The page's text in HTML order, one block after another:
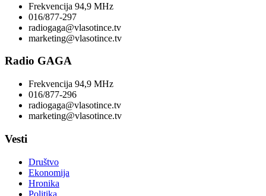
Frekvencija 94,9 MHz
016/877-297
radiogaga@vlasotince.tv
marketing@vlasotince.tv
Radio GAGA
Frekvencija 94,9 MHz
016/877-296
radiogaga@vlasotince.tv
marketing@vlasotince.tv
Vesti
Društvo
Ekonomija
Hronika
Politika